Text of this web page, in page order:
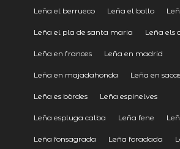
Leña el berrueco Leña el bollo
Leña el pla de santa maria Leña els
Leña en frances Leña en madrid
Leña en majadahonda Leña en
Leña es bòrdes Leña espinelves
Leña espluga calba Leña fene
Leña fonsagrada Leña foradada